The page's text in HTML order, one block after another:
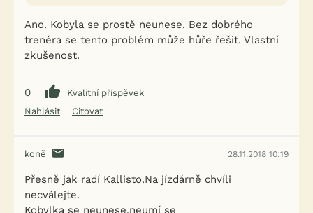
Ano. Kobyla se prostě neunese. Bez dobrého
trenéra se tento problém může hůře řešit. Vlastní
zkušenost.
0
Kvalitní příspěvek
Nahlásit
Citovat
koně 28.11.2018 10:19
Přesně jak radí Kallisto.Na jízdárně chvíli
necválejte.
Kobylka se neunese,neumí se